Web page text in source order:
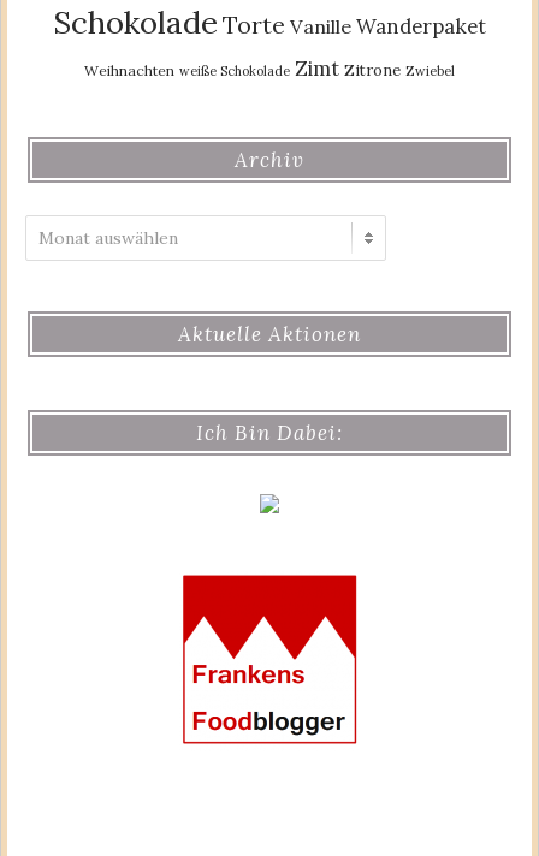
Schokolade Torte Vanille Wanderpaket
Weihnachten weiße Schokolade Zimt Zitrone Zwiebel
Archiv
Aktuelle Aktionen
Ich Bin Dabei: